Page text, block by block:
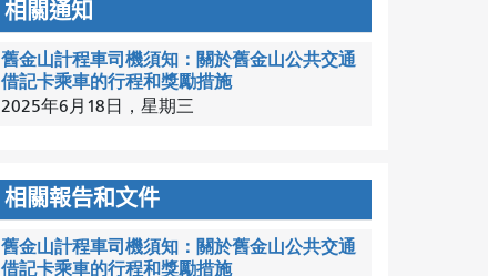
相關通知
舊金山計程車司機須知：關於舊金山公共交通
借記卡乘車的行程和獎勵措施
2025年6月18日，星期三
相關報告和文件
舊金山計程車司機須知：關於舊金山公共交通
借記卡乘車的行程和獎勵措施